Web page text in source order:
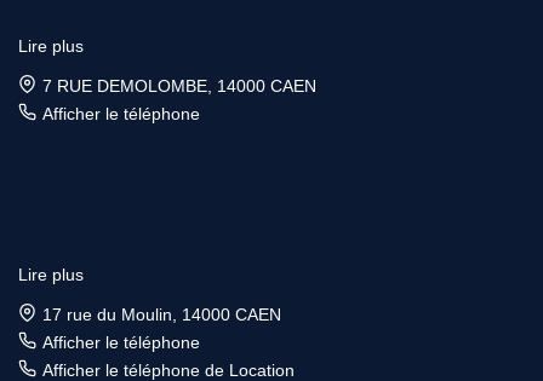
Lire plus
7 RUE DEMOLOMBE, 14000 CAEN
Afficher le téléphone
Lire plus
17 rue du Moulin, 14000 CAEN
Afficher le téléphone
Afficher le téléphone de Location